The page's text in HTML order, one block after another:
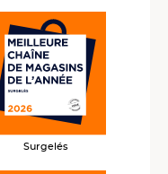
Surgelés